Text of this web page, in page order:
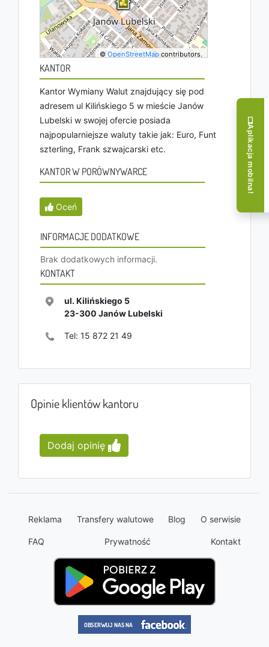
©OpenStreetMapcontributors.
KANTOR
Kantor Wymiany Walut znajdujący się pod
adresem ul Kilińskiego 5 w mieście Janów
Lubelski w swojej ofercie posiada
najpopularniejsze waluty takie jak: Euro, Funt
szterling, Frank szwajcarski etc.
KANTOR W PORÓWNYWARCE
Oceń
INFORMACJE DODATKOWE
Brak dodatkowych informacji.
KONTAKT
ul. Kilińskiego 5
23-300 Janów Lubelski
Tel: 15 872 21 49
Opinie klientów kantoru
Dodaj opinię
Reklama Transfery walutowe Blog O serwisie
FAQ Prywatność Kontakt
Aplikacja mobilna!